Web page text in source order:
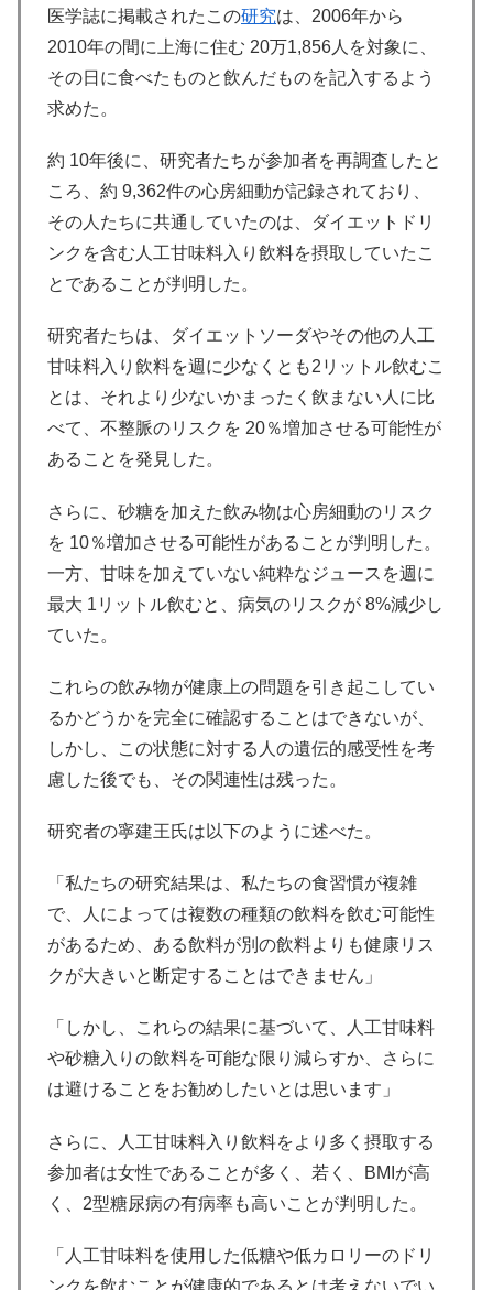
医学誌に掲載されたこの研究は、2006年から
2010年の間に上海に住む 20万1,856人を対象に、
その日に食べたものと飲んだものを記入するよう
求めた。
約 10年後に、研究者たちが参加者を再調査したと
ころ、約 9,362件の心房細動が記録されており、
その人たちに共通していたのは、ダイエットドリ
ンクを含む人工甘味料入り飲料を摂取していたこ
とであることが判明した。
研究者たちは、ダイエットソーダやその他の人工
甘味料入り飲料を週に少なくとも2リットル飲むこ
とは、それより少ないかまったく飲まない人に比
べて、不整脈のリスクを 20％増加させる可能性が
あることを発見した。
さらに、砂糖を加えた飲み物は心房細動のリスク
を 10％増加させる可能性があることが判明した。
一方、甘味を加えていない純粋なジュースを週に
最大 1リットル飲むと、病気のリスクが 8%減少し
ていた。
これらの飲み物が健康上の問題を引き起こしてい
るかどうかを完全に確認することはできないが、
しかし、この状態に対する人の遺伝的感受性を考
慮した後でも、その関連性は残った。
研究者の寧建王氏は以下のように述べた。
「私たちの研究結果は、私たちの食習慣が複雑
で、人によっては複数の種類の飲料を飲む可能性
があるため、ある飲料が別の飲料よりも健康リス
クが大きいと断定することはできません」
「しかし、これらの結果に基づいて、人工甘味料
や砂糖入りの飲料を可能な限り減らすか、さらに
は避けることをお勧めしたいとは思います」
さらに、人工甘味料入り飲料をより多く摂取する
参加者は女性であることが多く、若く、BMIが高
く、2型糖尿病の有病率も高いことが判明した。
「人工甘味料を使用した低糖や低カロリーのドリ
ンクを飲むことが健康的であるとは考えないでい